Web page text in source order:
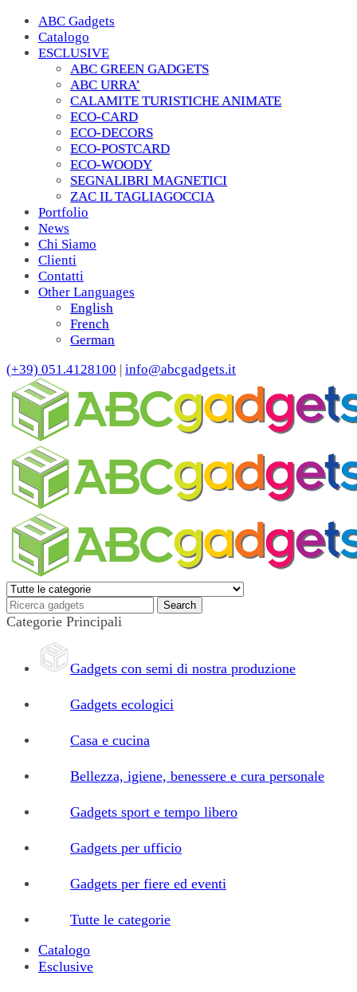
ABC Gadgets
Catalogo
ESCLUSIVE
ABC GREEN GADGETS
ABC URRA’
CALAMITE TURISTICHE ANIMATE
ECO-CARD
ECO-DECORS
ECO-POSTCARD
ECO-WOODY
SEGNALIBRI MAGNETICI
ZAC IL TAGLIAGOCCIA
Portfolio
News
Chi Siamo
Clienti
Contatti
Other Languages
English
French
German
(+39) 051.4128100 | info@abcgadgets.it
Categorie Principali
Gadgets con semi di nostra produzione
Gadgets ecologici
Casa e cucina
Bellezza, igiene, benessere e cura personale
Gadgets sport e tempo libero
Gadgets per ufficio
Gadgets per fiere ed eventi
Tutte le categorie
Catalogo
Esclusive